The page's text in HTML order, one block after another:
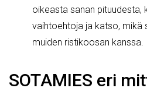
oikeasta sanan pituudesta,
vaihtoehtoja ja katso, mikä
muiden ristikoosan kanssa.
SOTAMIES eri